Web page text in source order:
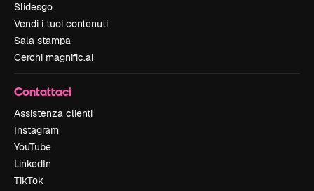
Slidesgo
Vendi i tuoi contenuti
Sala stampa
Cerchi magnific.ai
Contattaci
Assistenza clienti
Instagram
YouTube
LinkedIn
TikTok